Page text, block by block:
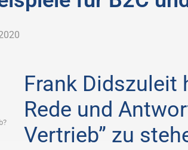
Frank Didszuleit
Rede und
Vertrieb” zu